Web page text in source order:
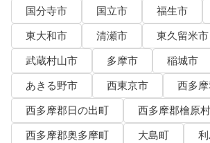
国分寺市
国立市 福生市
東大和市
清瀬市
東久留米市
武蔵村山市
多摩市 稲城市
あきる野市
西東京市
西多
西多摩郡日の出町
西多摩郡檜原村
西多摩郡奥多摩町
大島町